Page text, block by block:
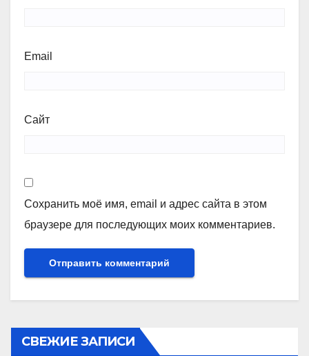
Email
Сайт
Сохранить моё имя, email и адрес сайта в этом
браузере для последующих моих комментариев.
СВЕЖИЕ ЗАПИСИ